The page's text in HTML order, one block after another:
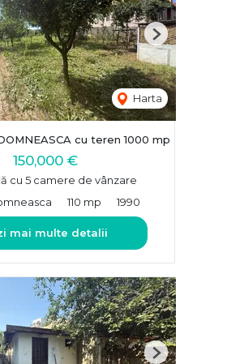
Harta
Next
cu teren 1000 mp
150,000 €
cu 5 camere de vânzare
110 mp 1990
mai multe detalii
Next